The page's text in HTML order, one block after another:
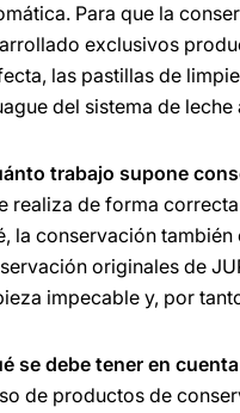
Para que la
exclusivos
las pastillas de
del sistema de
trabajo supone
realiza de forma
la conservación
originales de
impecable y, por
se debe tener en
de productos de